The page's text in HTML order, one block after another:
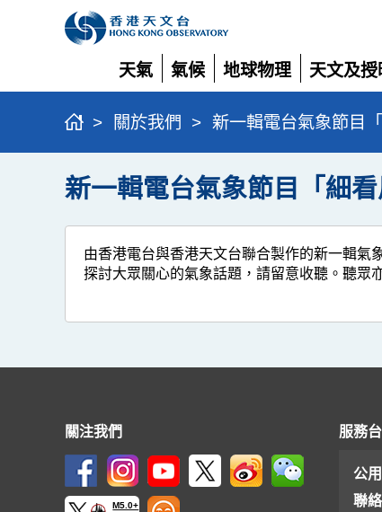
天氣
展
開
氣候
展
開
地球物理
展
開
天文及授
展
開
> 關於我們 > 新一輯電台氣象節目「
新一輯電台氣象節目「細看
由香港電台與香港天文台聯合製作的新一輯氣
探討大眾關心的氣象話題，請留意收聽。聽眾
關注我們
M5.0+
服務台
公
聯